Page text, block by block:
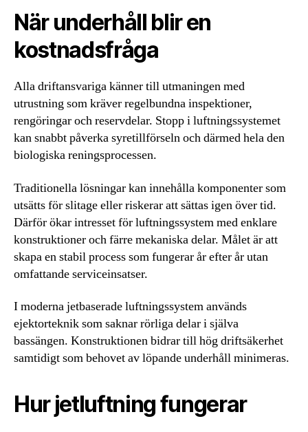
När underhåll blir en
kostnadsfråga
Alla driftansvariga känner till utmaningen med
utrustning som kräver regelbundna inspektioner,
rengöringar och reservdelar. Stopp i luftningssystemet
kan snabbt påverka syretillförseln och därmed hela den
biologiska reningsprocessen.
Traditionella lösningar kan innehålla komponenter som
utsätts för slitage eller riskerar att sättas igen över tid.
Därför ökar intresset för luftningssystem med enklare
konstruktioner och färre mekaniska delar. Målet är att
skapa en stabil process som fungerar år efter år utan
omfattande serviceinsatser.
I moderna jetbaserade luftningssystem används
ejektorteknik som saknar rörliga delar i själva
bassängen. Konstruktionen bidrar till hög driftsäkerhet
samtidigt som behovet av löpande underhåll minimeras.
Hur jetluftning fungerar